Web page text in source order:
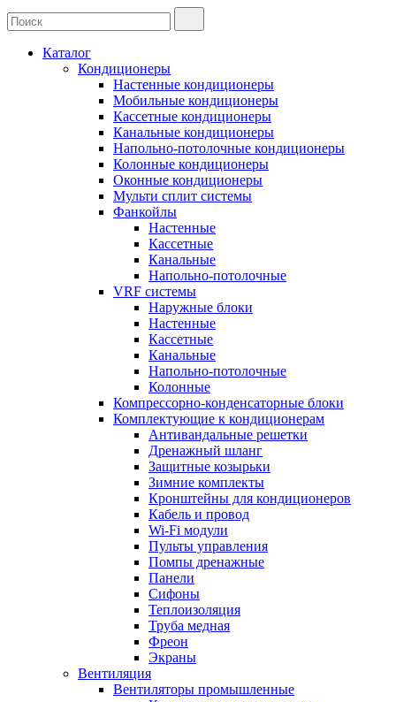
Каталог
Кондиционеры
Настенные кондиционеры
Мобильные кондиционеры
Кассетные кондиционеры
Канальные кондиционеры
Напольно-потолочные кондиционеры
Колонные кондиционеры
Оконные кондиционеры
Мульти сплит системы
Фанкойлы
Настенные
Кассетные
Канальные
Напольно-потолочные
VRF системы
Наружные блоки
Настенные
Кассетные
Канальные
Напольно-потолочные
Колонные
Компрессорно-конденсаторные блоки
Комплектующие к кондиционерам
Антивандальные решетки
Дренажный шланг
Защитные козырьки
Зимние комплекты
Кронштейны для кондиционеров
Кабель и провод
Wi-Fi модули
Пульты управления
Помпы дренажные
Панели
Сифоны
Теплоизоляция
Труба медная
Фреон
Экраны
Вентиляция
Вентиляторы промышленные